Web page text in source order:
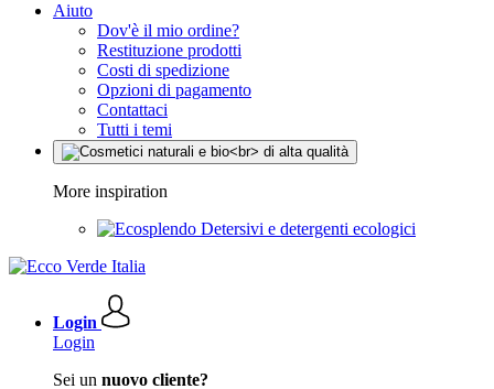
Aiuto
Dov'è il mio ordine?
Restituzione prodotti
Costi di spedizione
Opzioni di pagamento
Contattaci
Tutti i temi
More inspiration
Detersivi e detergenti ecologici
Login
Login
Sei un nuovo cliente?